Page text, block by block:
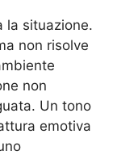
la situazione.
non risolve
non
Un tono
emotiva